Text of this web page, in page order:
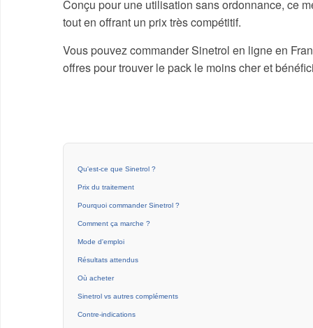
Conçu pour une utilisation sans ordonnance, ce
tout en offrant un prix très compétitif.
Vous pouvez commander Sinetrol en ligne en
offres pour trouver le pack le moins cher et
Qu'est-ce que Sinetrol ?
Prix du traitement
Pourquoi commander Sinetrol ?
Comment ça marche ?
Mode d'emploi
Résultats attendus
Où acheter
Sinetrol vs autres compléments
Contre-indications